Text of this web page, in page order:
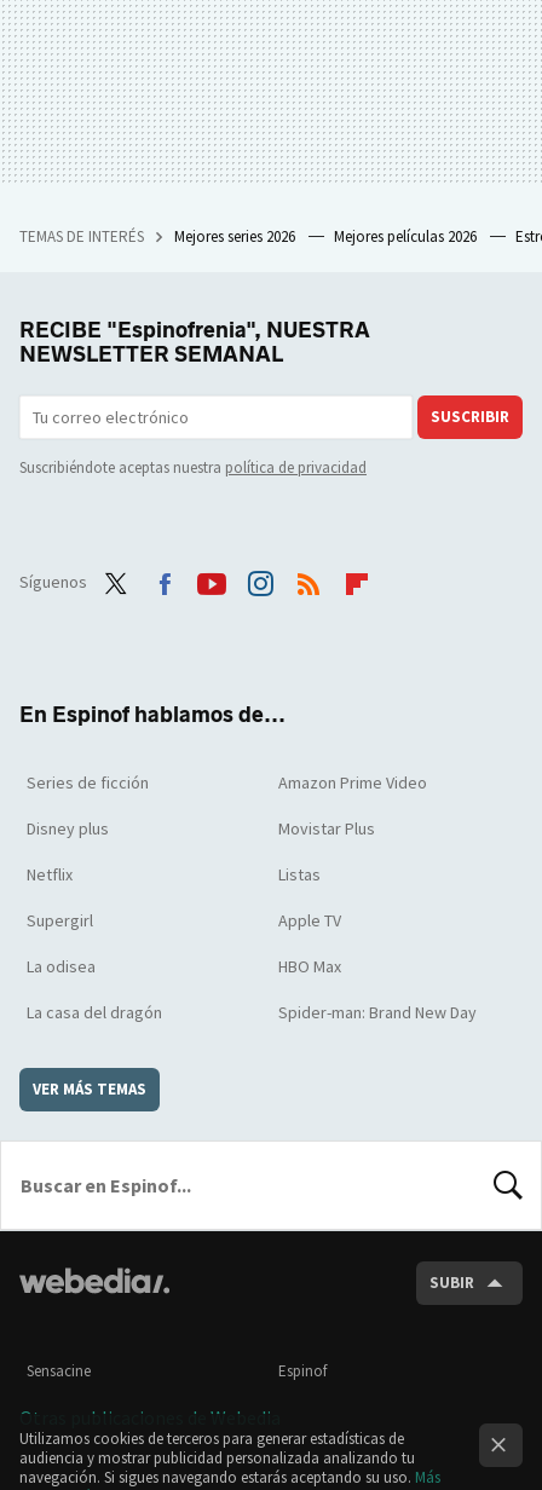
TEMAS DE INTERÉS Mejores series 2026 Mejores películas 2026
RECIBE "Espinofrenia", NUESTRA
NEWSLETTER SEMANAL
SUSCRIBIR
Suscribiéndote aceptas nuestra política de privacidad
Síguenos
En Espinof hablamos de...
Series de ficción Amazon Prime Video
Disney plus Movistar Plus
Netflix Listas
Supergirl Apple TV
La odisea HBO Max
La casa del dragón Spider-man: Brand New Day
VER MÁS TEMAS
SUBIR
Sensacine Espinof
Otras publicaciones de Webedia
Utilizamos cookies de terceros para generar estadísticas de
audiencia y mostrar publicidad personalizada analizando tu
navegación. Si sigues navegando estarás aceptando su uso. Más